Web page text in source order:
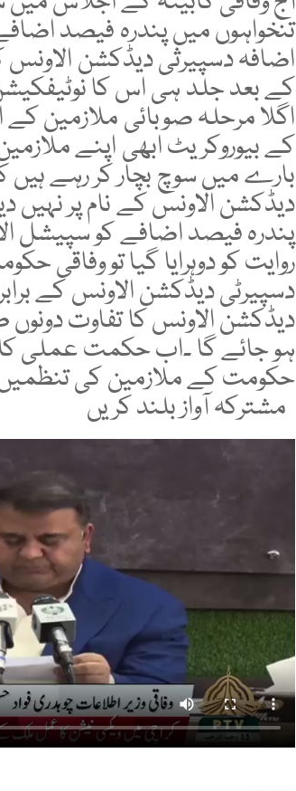
تنخواہوں میں پندرہ فیصد
اضافہ دسپیرثی دیڈکشن
کے بعد جلد ہی اس کا
اگلا مرحلہ صوبائی ملازمین
کے بیوروکریٹ ابھی اپنے
بارے میں سوچ بچار کر رہے ہیں
دیڈکشن الاونس کے نام پر نہیں
پندرہ فیصد اضافے کو سپیشل
روایت کو دوہرایا گیا تو وفاقی
دسپیرٹی دیڈکشن الاونس کے
دیڈکشن الاونس کا تفاوت
ہو جائے گا ۔اب حکمت عملی
حکومت کے ملازمین کی